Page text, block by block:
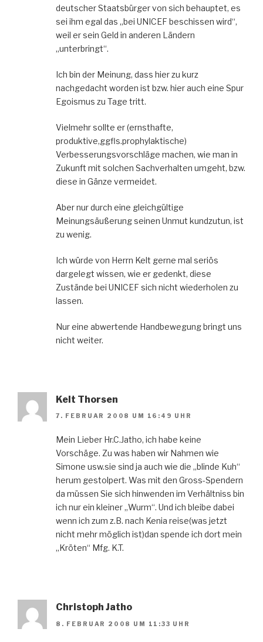
deutscher Staatsbürger von sich behauptet, es
sei ihm egal das „bei UNICEF beschissen wird“,
weil er sein Geld in anderen Ländern
„unterbringt“.
Ich bin der Meinung, dass hier zu kurz
nachgedacht worden ist bzw. hier auch eine Spur
Egoismus zu Tage tritt.
Vielmehr sollte er (ernsthafte,
produktive,ggfls.prophylaktische)
Verbesserungsvorschläge machen, wie man in
Zukunft mit solchen Sachverhalten umgeht, bzw.
diese in Gänze vermeidet.
Aber nur durch eine gleichgültige
Meinungsäußerung seinen Unmut kundzutun, ist
zu wenig.
Ich würde von Herrn Kelt gerne mal seriös
dargelegt wissen, wie er gedenkt, diese
Zustände bei UNICEF sich nicht wiederholen zu
lassen.
Nur eine abwertende Handbewegung bringt uns
nicht weiter.
Kelt Thorsen
7. FEBRUAR 2008 UM 16:49 UHR
Mein Lieber Hr.C.Jatho, ich habe keine
Vorschäge. Zu was haben wir Nahmen wie
Simone usw.sie sind ja auch wie die „blinde Kuh“
herum gestolpert. Was mit den Gross-Spendern
da müssen Sie sich hinwenden im Verhältniss bin
ich nur ein kleiner „Wurm“. Und ich bleibe dabei
wenn ich zum z.B. nach Kenia reise(was jetzt
nicht mehr möglich ist)dan spende ich dort mein
„Kröten“ Mfg. K.T.
Christoph Jatho
8. FEBRUAR 2008 UM 11:33 UHR